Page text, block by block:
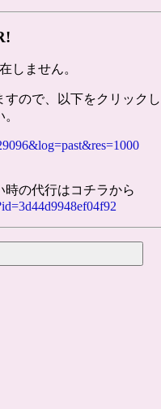
しません。
ので、以下をクリックし
の代行はコチラから